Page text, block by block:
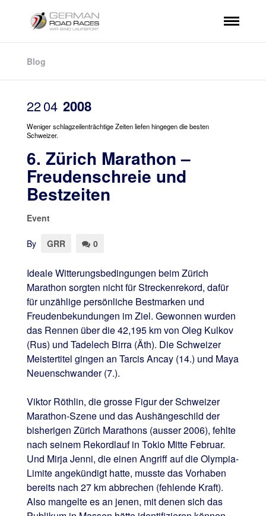
Blog
2204 2008
Weniger schlagzeilenträchtige Zeiten liefen hingegen die besten
Schweizer.
6. Zürich Marathon –
Freudenschreie und
Bestzeiten
Event
By GRR 0
Ideale Witterungsbedingungen beim Zürich
Marathon sorgten nicht für Streckenrekord, dafür
für unzählige persönliche Bestmarken und
Freudenbekundungen im Ziel. Gewonnen wurden
das Rennen über die 42,195 km von Oleg Kulkov
(Rus) und Tadelech Birra (Äth). Die Schweizer
Meistertitel gingen an Tarcis Ancay (14.) und Maya
Neuenschwander (7.).
Viktor Röthlin, die grosse Figur der Schweizer
Marathon-Szene und das Aushängeschild der
bisherigen Zürich Marathons (ausser 2006), fehlte
nach seinem Rekordlauf in Tokio Mitte Februar.
Und Mirja Jenni, die einen Angriff auf die Olympia-
Limite angekündigt hatte, musste das Vorhaben
bereits nach 27 km abbrechen (fehlende Kraft).
Also mangelte es an jenen, mit denen sich das